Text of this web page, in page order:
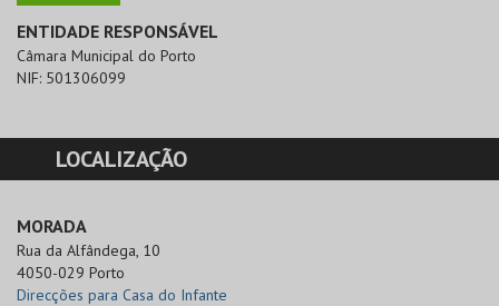
ENTIDADE RESPONSÁVEL
Câmara Municipal do Porto
NIF: 501306099
LOCALIZAÇÃO
MORADA
Rua da Alfândega, 10
4050-029 Porto
Direcções para Casa do Infante